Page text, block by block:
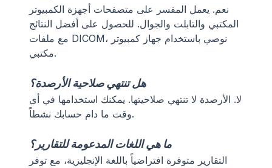
نعم. يعمل المفسر على متصفحات أجهزة الكمبيوتر
المكتبي والتابلت والجوال. للحصول على أفضل النتائج
مع ملفات DICOM، نوصي باستخدام جهاز كمبيوتر
مكتبي.
هل تنتهي صلاحية الأرصدة؟
لا. الأرصدة لا تنتهي صلاحيتها. يمكنك استخدامها في أي
وقت ما دام حسابك نشطاً.
ما هي اللغات المدعومة للتقارير؟
التقارير متوفرة افتراضياً باللغة الإنجليزية، مع توفر